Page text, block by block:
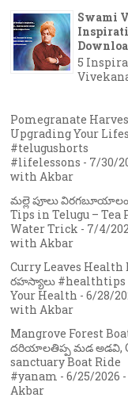
Swami
5
Pomegranate
Upgrading Your
#telugushorts
#lifelessons - 7/30/
with Akbar
మల్లె పూలు
Tips in Telugu – Tea
Water Trick - 7/4/
with Akbar
Curry Leaves Health
రహస్యాలు #healthtips
Your Health - 6/28/
with Akbar
Mangrove Forest
దరియాలతిప్ప మడ అడవి,
sanctuary Boat Ride
#yanam - 6/25/2026
Akbar